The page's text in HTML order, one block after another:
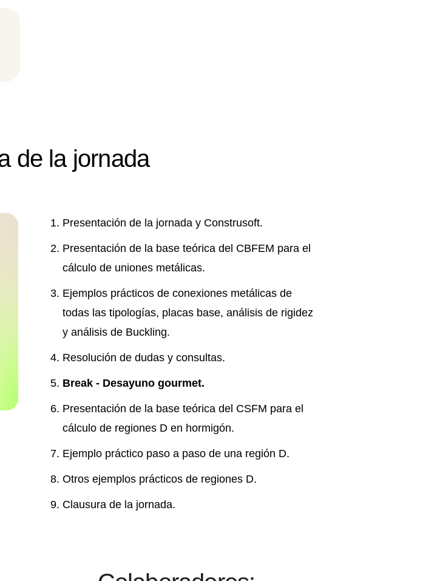
de la jornada
Presentación de la jornada y Construsoft.
Presentación de la base teórica del CBFEM para el
cálculo de uniones metálicas.
Ejemplos prácticos de conexiones metálicas de
todas las tipologías, placas base, análisis de rigidez
y análisis de Buckling.
Resolución de dudas y consultas.
Break - Desayuno gourmet.
Presentación de la base teórica del CSFM para el
cálculo de regiones D en hormigón.
Ejemplo práctico paso a paso de una región D.
Otros ejemplos prácticos de regiones D.
Clausura de la jornada.